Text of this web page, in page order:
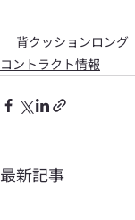
背クッションロング
コントラクト情報
最新記事